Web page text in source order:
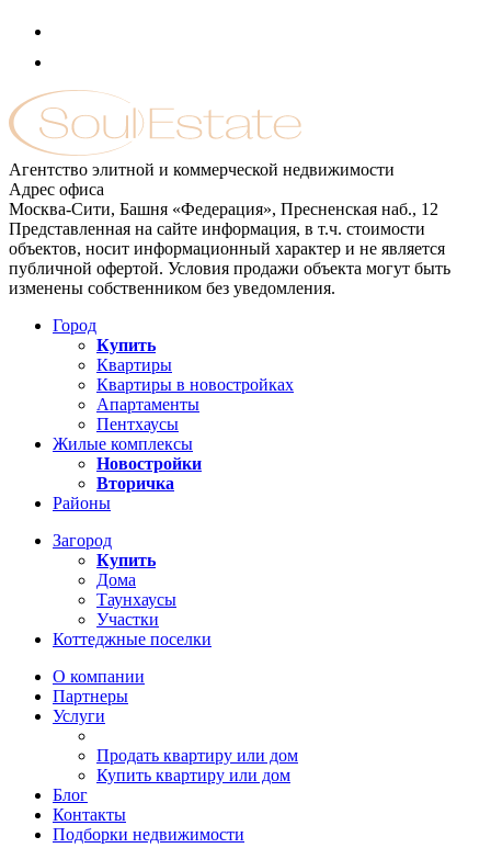
Агентство элитной и коммерческой недвижимости
Адрес офиса
Москва-Сити, Башня «Федерация», Пресненская наб., 12
Представленная на сайте информация, в т.ч. стоимости
объектов, носит информационный характер и не является
публичной офертой. Условия продажи объекта могут быть
изменены собственником без уведомления.
Город
Купить
Квартиры
Квартиры в новостройках
Апартаменты
Пентхаусы
Жилые комплексы
Новостройки
Вторичка
Районы
Загород
Купить
Дома
Таунхаусы
Участки
Коттеджные поселки
О компании
Партнеры
Услуги
Продать квартиру или дом
Купить квартиру или дом
Блог
Контакты
Подборки недвижимости